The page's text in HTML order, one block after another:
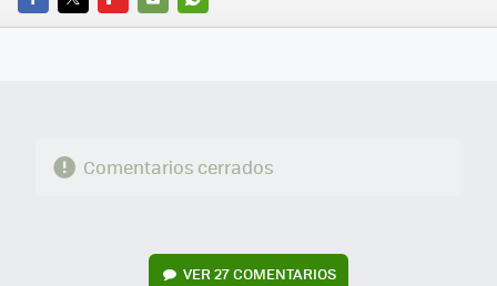
FACEBOOK
TWITTERFLIPBOARD
E-
WHATSAPP
Comentarios cerrados
VER27 COMENTARIOS